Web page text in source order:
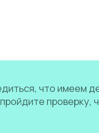
что имеем
проверку,